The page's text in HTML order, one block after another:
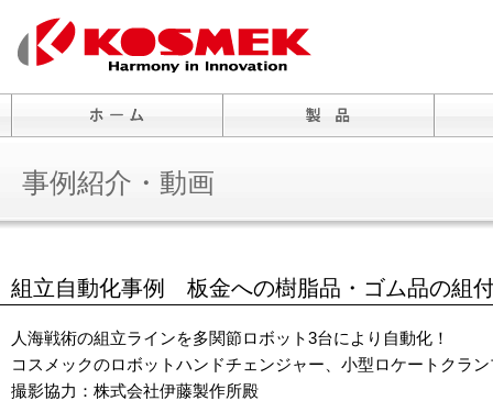
事例紹介・動画
組立自動化事例 板金への樹脂品・ゴム品の組
人海戦術の組立ラインを多関節ロボット3台により自動化！
コスメックのロボットハンドチェンジャー、小型ロケートクラ
撮影協力：株式会社伊藤製作所殿